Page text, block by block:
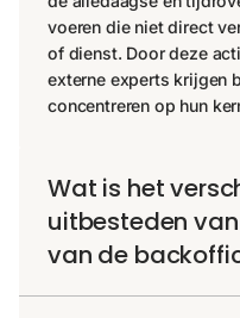
voeren die niet direct
of dienst. Door deze
externe experts krijgen
concentreren op hun
Wat is het
uitbesteden
van de